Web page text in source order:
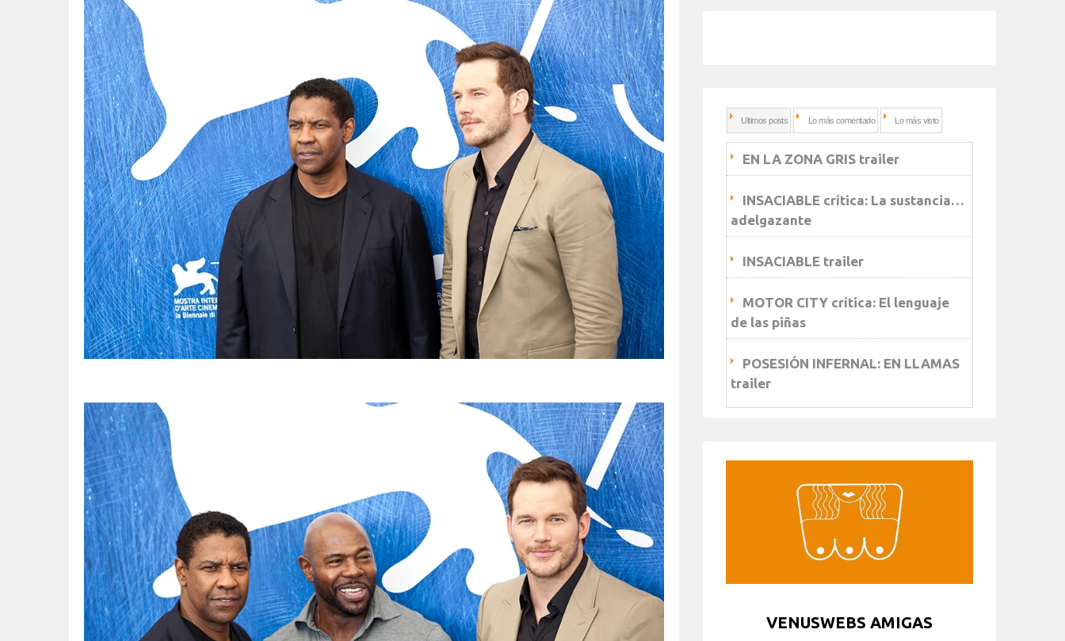
Ultimos posts Lo más comentado Lo más visto
EN LA ZONA GRIS trailer
INSACIABLE crítica: La sustancia…
adelgazante
INSACIABLE trailer
MOTOR CITY crítica: El lenguaje
de las piñas
POSESIÓN INFERNAL: EN LLAMAS
trailer
VENUSWEBS AMIGAS